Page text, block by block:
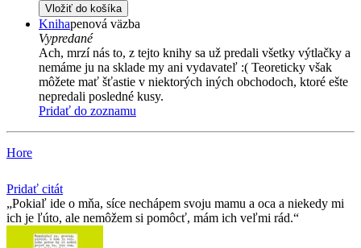
Vložiť do košíka
Knihapenová väzba
Vypredané
Ach, mrzí nás to, z tejto knihy sa už predali všetky výtlačky a
nemáme ju na sklade my ani vydavateľ :( Teoreticky však
môžete mať šťastie v niektorých iných obchodoch, ktoré ešte
nepredali posledné kusy.
Pridať do zoznamu
Hore
Pridať citát
Pokiaľ ide o mňa, síce nechápem svoju mamu a oca a niekedy mi
ich je ľúto, ale nemôžem si pomôcť, mám ich veľmi rád.